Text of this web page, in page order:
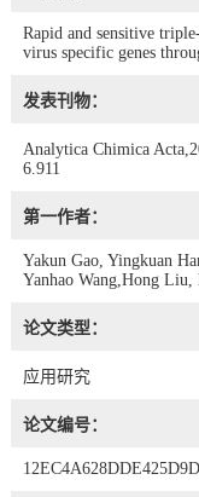
Rapid and sensitive
virus specific genes
发表刊物：
Analytica Chimica
6.911
第一作者：
Yakun Gao, Yingkuan
Yanhao Wang,Hong
论文类型：
应用研究
论文编号：